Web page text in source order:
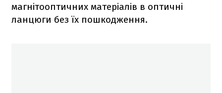
магнітооптичних матеріалів в оптичні
ланцюги без їх пошкодження.